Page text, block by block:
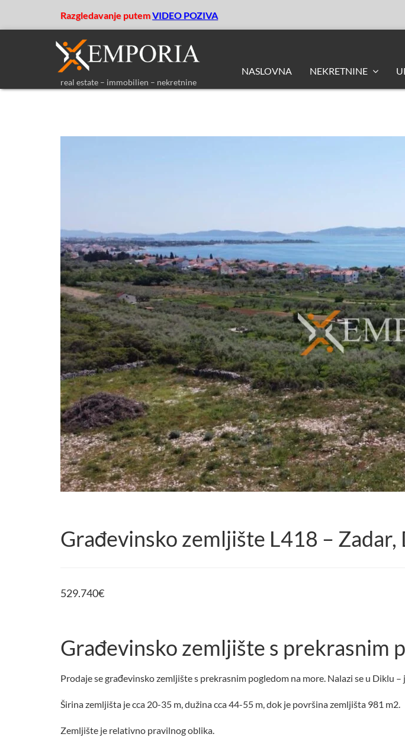
Razgledavanje putemVIDEO POZIVA
real estate – immobilien – nekretnine
NASLOVNA NEKRETNINE
Građevinsko zemljište L418 – Zadar,
529.740€
Građevinsko zemljište s prekrasnim
Prodaje se građevinsko zemljište s prekrasnim pogledom na more. Nalazi se u Diklu
Širina zemljišta je cca 20-35 m, dužina cca 44-55 m, dok je površina zemljišta 981 m2.
Zemljište je relativno pravilnog oblika.